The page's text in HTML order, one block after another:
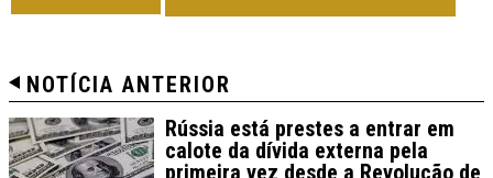
NOTÍCIA ANTERIOR
Rússia está prestes a entrar em
calote da dívida externa pela